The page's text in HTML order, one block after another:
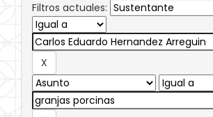
Filtros actuales: